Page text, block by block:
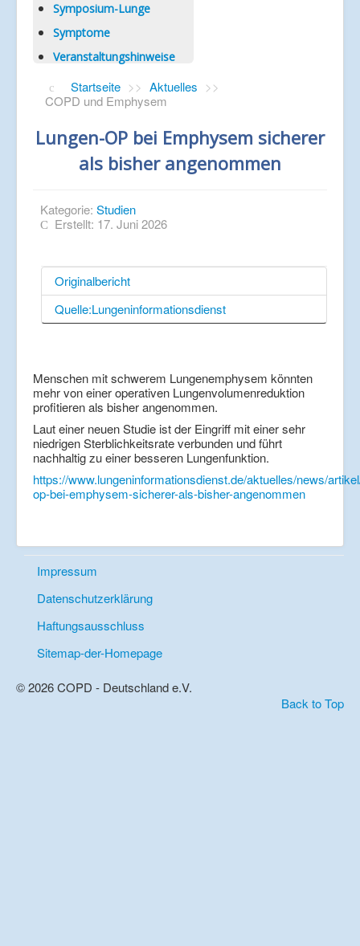
Symposium-Lunge
Symptome
Veranstaltungshinweise
Startseite >> Aktuelles >>
COPD und Emphysem
Lungen-OP bei Emphysem sicherer
als bisher angenommen
Kategorie: Studien
Erstellt: 17. Juni 2026
Originalbericht
Quelle:Lungeninformationsdienst
Menschen mit schwerem Lungenemphysem könnten
mehr von einer operativen Lungenvolumenreduktion
profitieren als bisher angenommen.
Laut einer neuen Studie ist der Eingriff mit einer sehr
niedrigen Sterblichkeitsrate verbunden und führt
nachhaltig zu einer besseren Lungenfunktion.
https://www.lungeninformationsdienst.de/aktuelles/news/
op-bei-emphysem-sicherer-als-bisher-angenommen
Impressum
Datenschutzerklärung
Haftungsausschluss
Sitemap-der-Homepage
Back to Top
© 2026 COPD - Deutschland e.V.